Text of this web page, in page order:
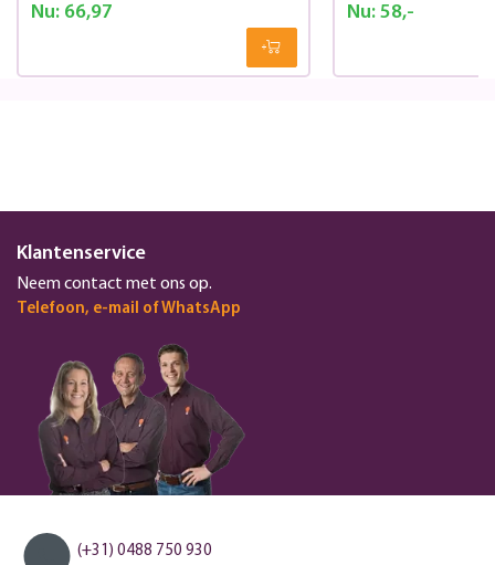
Nu:66,97 Nu:58,-
Klantenservice
Neem contact met ons op.
Telefoon, e-mail of WhatsApp
(+31) 0488 750 930